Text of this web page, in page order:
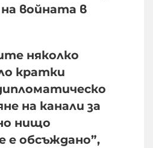
войната в
няколко
кратки
на канали за
нищо
е обсъждано”,